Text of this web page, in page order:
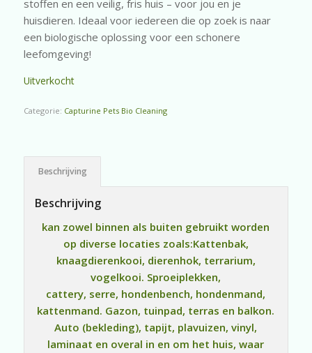
stoffen en een veilig, fris huis – voor jou en je
huisdieren. Ideaal voor iedereen die op zoek is naar
een biologische oplossing voor een schonere
leefomgeving!
Uitverkocht
Categorie: Capturine Pets Bio Cleaning
Beschrijving
Beschrijving
kan zowel binnen als buiten gebruikt worden
op diverse locaties zoals:Kattenbak,
knaagdierenkooi, dierenhok, terrarium,
vogelkooi. Sproeiplekken,
cattery, serre, hondenbench, hondenmand,
kattenmand. Gazon, tuinpad, terras en balkon.
Auto (bekleding), tapijt, plavuizen, vinyl,
laminaat en overal in en om het huis, waar